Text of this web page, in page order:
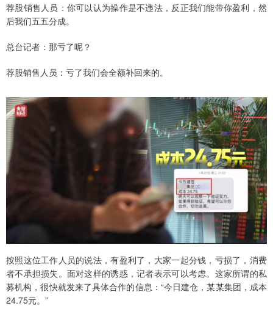
荐股销售人员：你可以认为操作是不违法，反正我们能带你盈利，然
后我们五五分成。
总台记者：那亏了呢？
荐股销售人员：亏了我们会全额补回来的。
按照这位工作人员的说法，有盈利了，大家一起分钱，亏损了，消费
者不承担损失。面对这样的诱惑，记者表示可以考虑。这家所谓的私
募机构，很快就发来了具体合作的信息：“今日建仓，某某集团，成本
24.75元。”